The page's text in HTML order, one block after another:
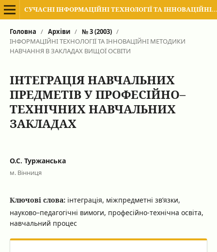
СУЧАСНІ ІНФОРМАЦІЙНІ ТЕХНОЛОГІЇ ТА ІННОВАЦІЙНІ МЕТОДИКИ НАВЧАННЯ В ПІДГОТОВЦІ ФАХІВЦІВ: МЕТОДОЛОГІЯ, ТЕОРІЯ, ДОСВІД, ПРОБЛЕМИ
Головна / Архіви / № 3 (2003) /
ІНФОРМАЦІЙНІ ТЕХНОЛОГІЇ ТА ІННОВАЦІЙНІ МЕТОДИКИ
НАВЧАННЯ В ЗАКЛАДАХ ВИЩОЇ ОСВІТИ
ІНТЕГРАЦІЯ НАВЧАЛЬНИХ
ПРЕДМЕТІВ У ПРОФЕСІЙНО–
ТЕХНІЧНИХ НАВЧАЛЬНИХ
ЗАКЛАДАХ
О.С. Туржанська
м. Вінниця
Ключові слова: інтеграція, міжпредметні зв’язки,
науково–педагогічні вимоги, професійно-технічна освіта,
навчальний процес